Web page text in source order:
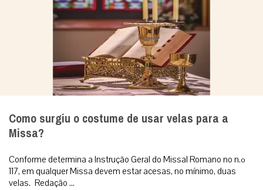
Como surgiu o costume de usar velas para a
Missa?
Conforme determina a Instrução Geral do Missal Romano no n.º
117, em qualquer Missa devem estar acesas, no mínimo, duas
velas. Redação ...